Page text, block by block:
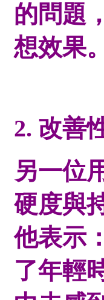
的問題
想效果。
2. 改善
另一位
硬度與
他表示
了年輕